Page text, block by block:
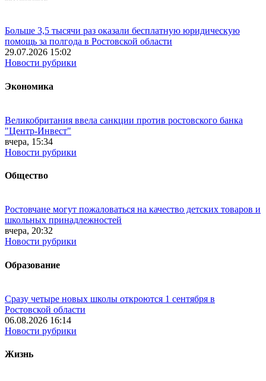
Больше 3,5 тысячи раз оказали бесплатную юридическую
помощь за полгода в Ростовской области
29.07.2026 15:02
Новости рубрики
Экономика
Великобритания ввела санкции против ростовского банка
"Центр-Инвест"
вчера, 15:34
Новости рубрики
Общество
Ростовчане могут пожаловаться на качество детских товаров и
школьных принадлежностей
вчера, 20:32
Новости рубрики
Образование
Сразу четыре новых школы откроются 1 сентября в
Ростовской области
06.08.2026 16:14
Новости рубрики
Жизнь